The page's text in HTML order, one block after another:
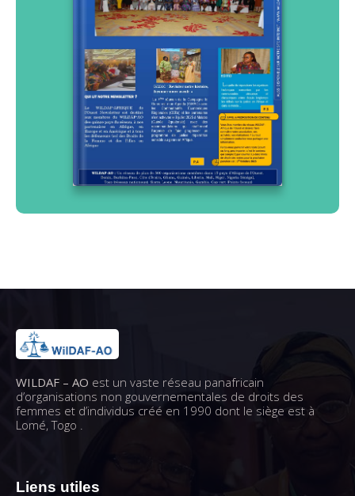
WILDAF – AO est un vaste réseau panafricain
d’organisations non gouvernementales de droits des
femmes et d’individus créé en 1990 dont le siège est à
Lomé, Togo .
Liens utiles